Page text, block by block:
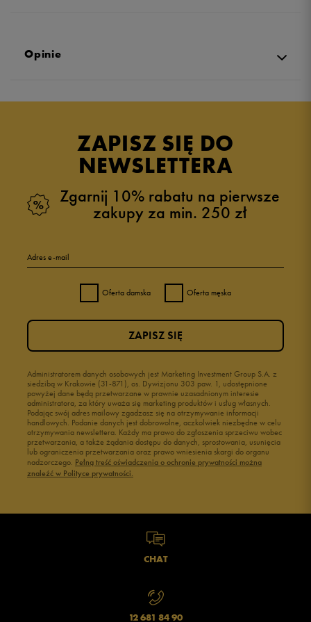
Opinie
5.0
zebranych i zweryfikowanych przez
4 4%
1 0%
Jak zbieramy opinie?
ZAPISZ SIĘ DO
NEWSLETTERA
Zgarnij 10% rabatu na pierwsze
zakupy za min. 250 zł
Adres e-mail
Oferta damska Oferta męska
Administratorem danych osobowych jest Marketing Investment Group S.A. z
siedzibą w Krakowie (31-871), os. Dywizjonu 303 paw. 1, udostępnione
powyżej dane będą przetwarzane w prawnie uzasadnionym interesie
administratora, za który uważa się marketing produktów i usług własnych.
Podając swój adres mailowy zgadzasz się na otrzymywanie informacji
handlowych. Podanie danych jest dobrowolne, aczkolwiek niezbędne w celu
otrzymywania newslettera. Każdy ma prawo do zgłoszenia sprzeciwu wobec
przetwarzania, a także żądania dostępu do danych, sprostowania, usunięcia
lub ograniczenia przetwarzania oraz prawo wniesienia skargi do organu
nadzorczego. Pełną treść oświadczenia o ochronie prywatności można
znaleźć w Polityce prywatności.
ZAPISZ SIĘ
CHAT
12 681 84 90